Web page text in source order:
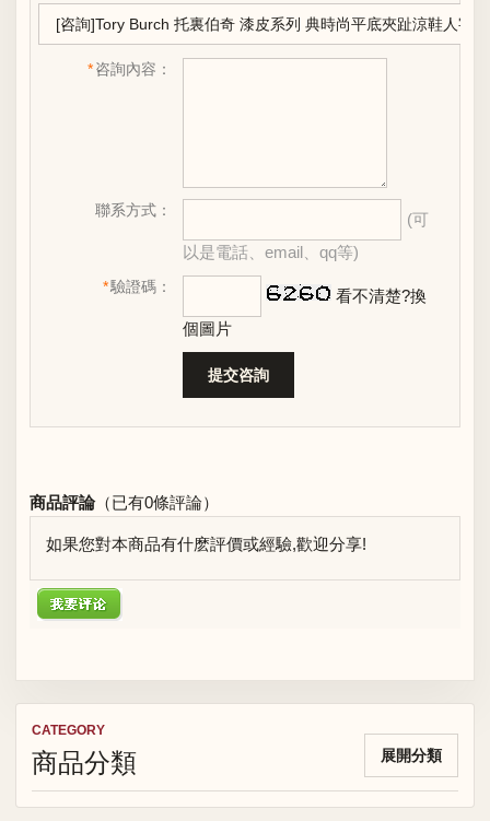
CATEGORY
商品分類 展開分類
*咨詢內容：
聯系方式：
(可
以是電話、email、qq等)
*驗證碼：
看不清楚?換
個圖片
商品評論（已有0條評論）
如果您對本商品有什麽評價或經驗,歡迎分享!